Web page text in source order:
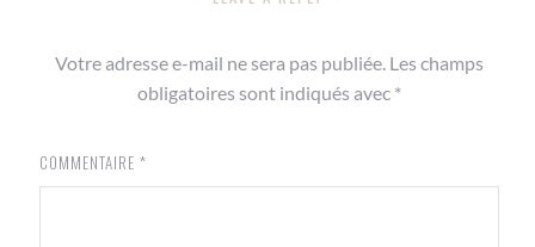
Votre adresse e-mail ne sera pas publiée. Les champs
obligatoires sont indiqués avec *
COMMENTAIRE *